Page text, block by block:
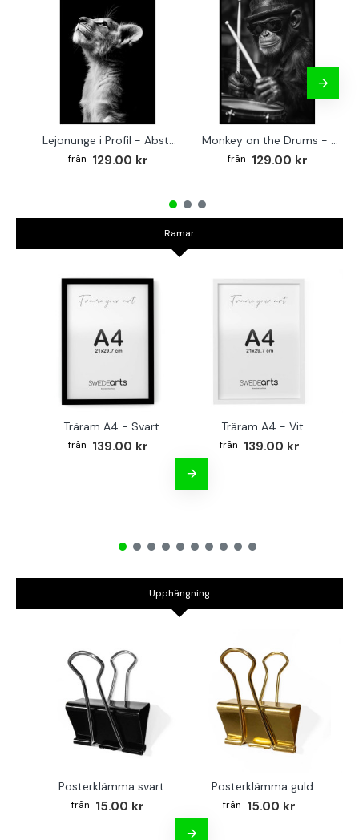
Lejonunge i Profil - Abstrakt poster i svartvitt
129.00 kr
Monkey on the Drums - Trendig poster
129.00 kr
Ramar
Träram A4 - Svart
139.00 kr
Träram A4 - Vit
139.00 kr
Upphängning
Posterklämma svart
15.00 kr
Posterklämma guld
15.00 kr